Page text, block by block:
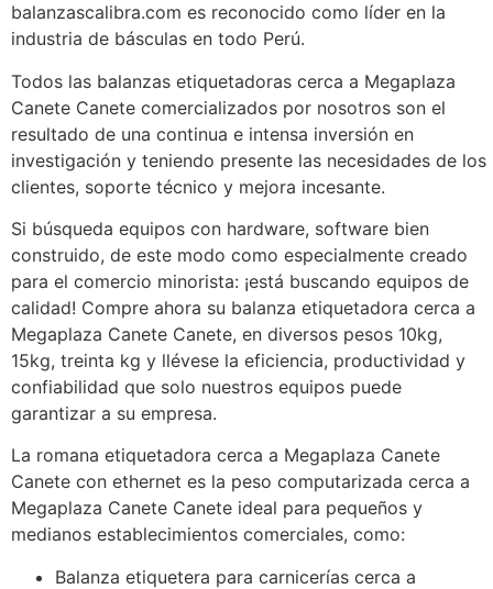
balanzascalibra.com es reconocido como líder en la
industria de básculas en todo Perú.
Todos las balanzas etiquetadoras cerca a Megaplaza
Canete Canete comercializados por nosotros son el
resultado de una continua e intensa inversión en
investigación y teniendo presente las necesidades de los
clientes, soporte técnico y mejora incesante.
Si búsqueda equipos con hardware, software bien
construido, de este modo como especialmente creado
para el comercio minorista: ¡está buscando equipos de
calidad! Compre ahora su balanza etiquetadora cerca a
Megaplaza Canete Canete, en diversos pesos 10kg,
15kg, treinta kg y llévese la eficiencia, productividad y
confiabilidad que solo nuestros equipos puede
garantizar a su empresa.
La romana etiquetadora cerca a Megaplaza Canete
Canete con ethernet es la peso computarizada cerca a
Megaplaza Canete Canete ideal para pequeños y
medianos establecimientos comerciales, como:
Balanza etiquetera para carnicerías cerca a